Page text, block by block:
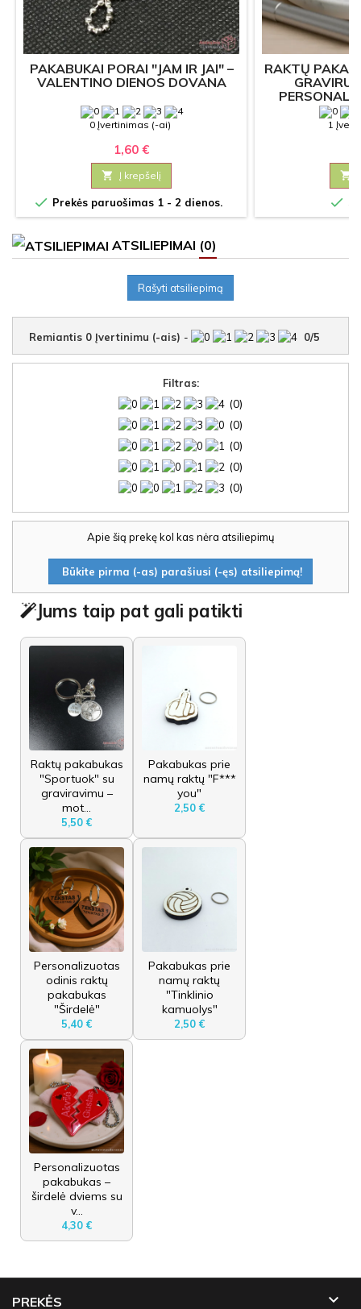
PAKABUKAI PORAI "JAM IR JAI" –
VALENTINO DIENOS DOVANA
0 Įvertinimas (-ai)
1,60 €
 Į krepšelį
 Prekės paruošimas 1 - 2 dienos.
RAKTŲ
1


ATSILIEPIMAI (0)
Rašyti atsiliepimą
Remiantis 0 Įvertinimu (-ais) - 0/5
Filtras:
(0)
(0)
(0)
(0)
(0)
Apie šią prekę kol kas nėra atsiliepimų
Būkite pirma (-as) parašiusi (-ęs) atsiliepimą!
Jums taip pat gali patikti
Raktų pakabukas
"Sportuok" su
graviravimu –
mot...
5,50 €
Pakabukas prie
namų raktų "F***
you"
2,50 €
Personalizuotas
odinis raktų
pakabukas
"Širdelė"
5,40 €
Pakabukas prie
namų raktų
"Tinklinio
kamuolys"
2,50 €
Personalizuotas
pakabukas –
širdelė dviems su
v...
4,30 €
PREKĖS 